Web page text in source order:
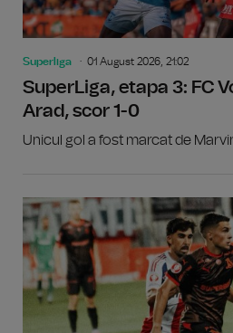
Superliga 01 August 2026, 21:02
SuperLiga, etapa 3: FC
Arad, scor 1-0
Unicul gol a fost marcat de